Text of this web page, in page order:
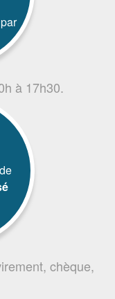
à 17h30.
chèque,